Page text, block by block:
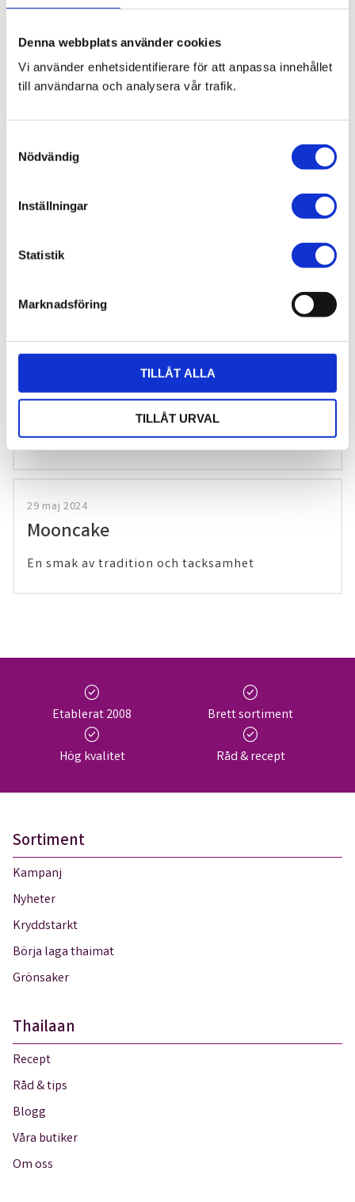
Denna webbplats använder cookies
Vi använder enhetsidentifierare för att anpassa innehållet
till användarna och analysera vår trafik.
Nödvändig
Inställningar
Statistik
Marknadsföring
TILLÅT ALLA
TILLÅT URVAL
Bli den första att lämna ett omdöme.
Blogg
Bläckfisk – en favorit i det asiatiska
köket
gluten!
Förkylningssäsongen är inte över –
värm dig med våra teer på Thailaan
29 maj 2024
Mooncake
En smak av tradition och tacksamhet
check_circle
Etablerat 2008
check_circle
Brett sortiment
check_circle
Hög kvalitet
check_circle
Råd & recept
Sortiment
Kampanj
Nyheter
Kryddstarkt
Börja laga thaimat
Grönsaker
Thailaan
Recept
Råd & tips
Blogg
Våra butiker
Om oss